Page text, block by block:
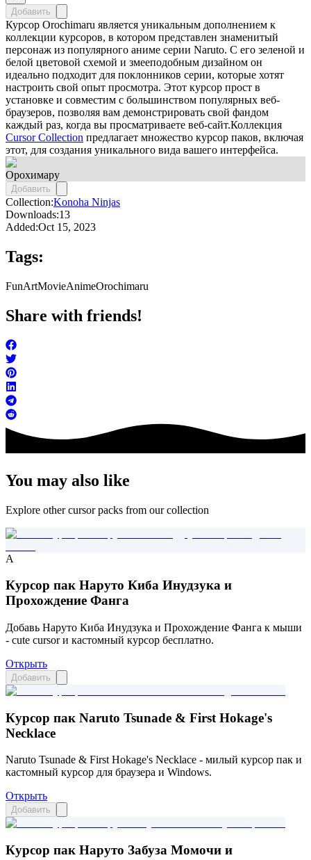
Добавить
Курсор Orochimaru является уникальным дополнением к
коллекции курсоров, в котором представлен знаменитый
персонаж из популярного аниме серии Naruto. С его зеленой и
белой цветовой схемой и змееподобным дизайном он
идеально подходит для поклонников серии, которые хотят
настроить свой опыт просмотра. Этот курсор прост в
установке и совместим с большинством популярных веб-
браузеров, позволяя вам демонстрировать свой фандом
каждый раз, когда вы просматриваете веб-сайт.Коллекция
Cursor Collection предлагает множество курсор паков, включая
этот, для создания уникального вида вашего интерфейса.
Орохимару
Добавить
Collection:Konoha Ninjas
Downloads:13
Added:Oct 15, 2023
Tags:
FunArtMovieAnimeOrochimaru
Share with friends!
You may also like
Explore other cursor packs from our collection
A
Курсор пак Наруто Киба Инудзука и
Прохождение Фанга
Добавь Наруто Киба Инудзука и Прохождение Фанга к мыши
- cute cursor и кастомный курсор бесплатно.
Открыть
Добавить
Курсор пак Naruto Tsunade & First Hokage's
Necklace
Naruto Tsunade & First Hokage's Necklace - милый курсор пак и
кастомный курсор для браузера и Windows.
Открыть
Добавить
Курсор пак Наруто Забуза Момочи и